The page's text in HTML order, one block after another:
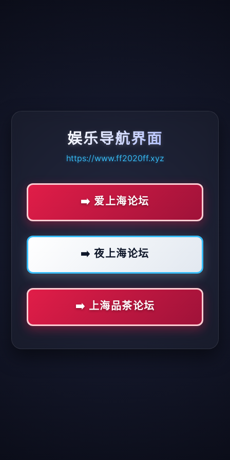
娱乐导航界面
https://www.ff2020ff.xyz
➡️ 爱上海论坛
➡️ 夜上海论坛
➡️ 上海品茶论坛